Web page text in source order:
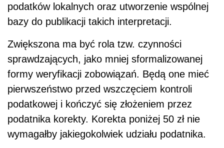
podatków lokalnych oraz utworzenie wspólnej
bazy do publikacji takich interpretacji.
Zwiększona ma być rola tzw. czynności
sprawdzających, jako mniej sformalizowanej
formy weryfikacji zobowiązań. Będą one mieć
pierwszeństwo przed wszczęciem kontroli
podatkowej i kończyć się złożeniem przez
podatnika korekty. Korekta poniżej 50 zł nie
wymagałby jakiegokolwiek udziału podatnika.